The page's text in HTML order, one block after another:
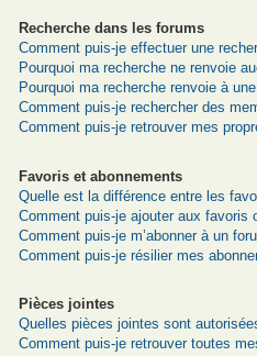
Recherche dans les forums
Comment puis-je effectuer une
Pourquoi ma recherche ne renvoie
Pourquoi ma recherche renvoie à
Comment puis-je rechercher des
Comment puis-je retrouver mes
Favoris et abonnements
Quelle est la différence entre les
Comment puis-je ajouter aux favoris
Comment puis-je m’abonner à un
Comment puis-je résilier mes
Pièces jointes
Quelles pièces jointes sont
Comment puis-je retrouver toutes